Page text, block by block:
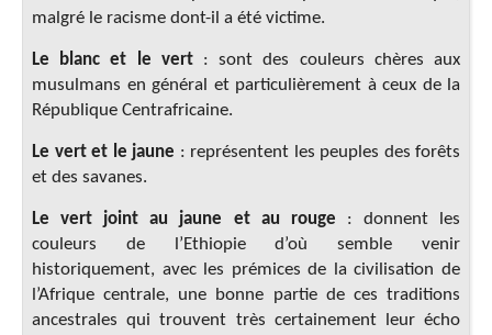
malgré le racisme dont-il a été victime.
Le blanc et le vert : sont des couleurs chères aux
musulmans en général et particulièrement à ceux de la
République Centrafricaine.
Le vert et le jaune : représentent les peuples des forêts
et des savanes.
Le vert joint au jaune et au rouge : donnent les
couleurs de l’Ethiopie d’où semble venir
historiquement, avec les prémices de la civilisation de
l’Afrique centrale, une bonne partie de ces traditions
ancestrales qui trouvent très certainement leur écho